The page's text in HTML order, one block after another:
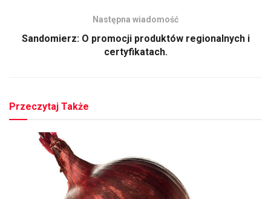
Następna wiadomość
Sandomierz: O promocji produktów regionalnych i
certyfikatach.
Przeczytaj Także